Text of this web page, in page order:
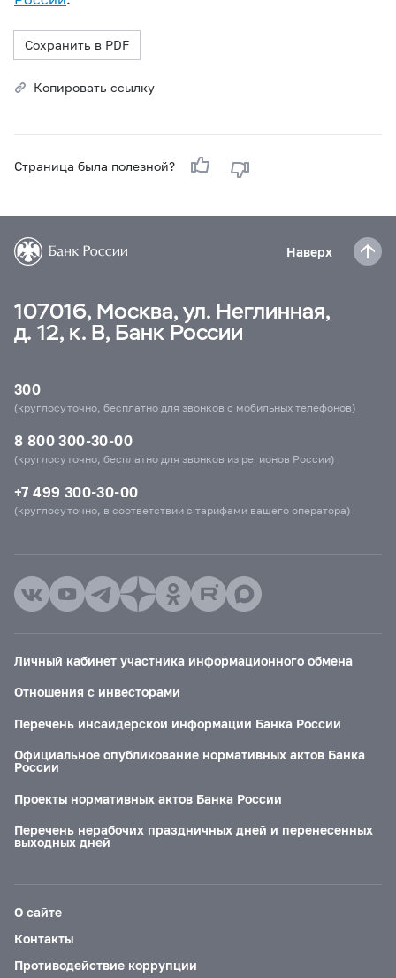
Сохранить в PDF
Копировать ссылку
Страница была полезной?
Наверх
107016, Москва, ул. Неглинная,
д. 12, к. В, Банк России
300
(круглосуточно, бесплатно для звонков с мобильных телефонов)
8 800 300-30-00
(круглосуточно, бесплатно для звонков из регионов России)
+7 499 300-30-00
(круглосуточно, в соответствии с тарифами вашего оператора)
Личный кабинет участника информационного обмена
Отношения с инвесторами
Перечень инсайдерской информации Банка России
Официальное опубликование нормативных актов Банка
России
Проекты нормативных актов Банка России
Перечень нерабочих праздничных дней и перенесенных
выходных дней
О сайте
Контакты
Противодействие коррупции